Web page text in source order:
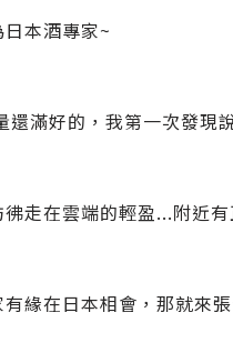
本酒專家~
滿好的，我第一次發現
走在雲端的輕盈...附近有
緣在日本相會，那就來